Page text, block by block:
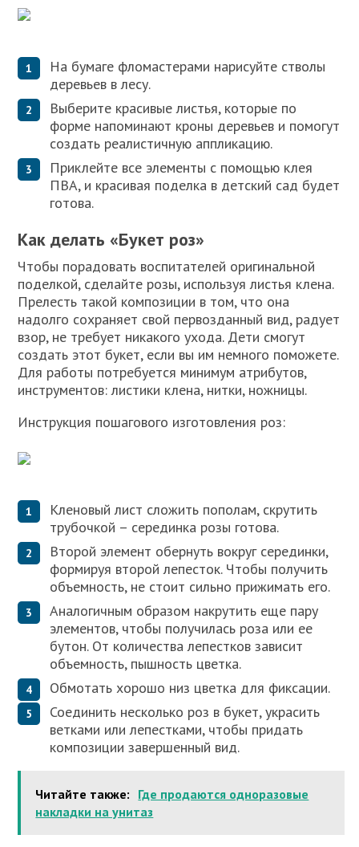
На бумаге фломастерами нарисуйте стволы
деревьев в лесу.
Выберите красивые листья, которые по
форме напоминают кроны деревьев и помогут
создать реалистичную аппликацию.
Приклейте все элементы с помощью клея
ПВА, и красивая поделка в детский сад будет
готова.
Как делать «Букет роз»
Чтобы порадовать воспитателей оригинальной
поделкой, сделайте розы, используя листья клена.
Прелесть такой композиции в том, что она
надолго сохраняет свой первозданный вид, радует
взор, не требует никакого ухода. Дети смогут
создать этот букет, если вы им немного поможете.
Для работы потребуется минимум атрибутов,
инструментов: листики ­клена, нитки, ножницы.
Инструкция пошагового изготовления роз:
Кленовый лист сложить пополам, скрутить
трубочкой – серединка розы готова.
Второй элемент обернуть вокруг серединки,
формируя второй лепесток. Чтобы получить
объемность, не стоит сильно прижимать его.
Аналогичным образом накрутить еще пару
элементов, чтобы получилась роза или ее
бутон. От количества лепестков зависит
объемность, пышность цветка.
Обмотать хорошо низ цветка для фиксации.
Соединить несколько роз в букет, украсить
ветками или лепестками, чтобы придать
композиции завершенный вид.
Читайте также: Где продаются одноразовые
накладки на унитаз